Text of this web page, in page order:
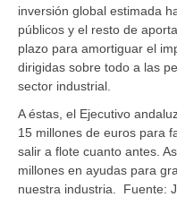
inversión global estimada
públicos y el resto de
plazo para amortiguar el
dirigidas sobre todo a las
sector industrial.
A éstas, el Ejecutivo
15 millones de euros para
salir a flote cuanto antes.
millones en ayudas para
nuestra industria. Fuente: